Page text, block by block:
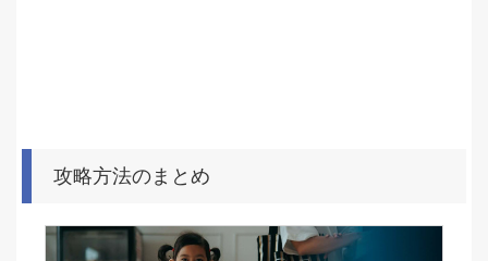
攻略方法のまとめ